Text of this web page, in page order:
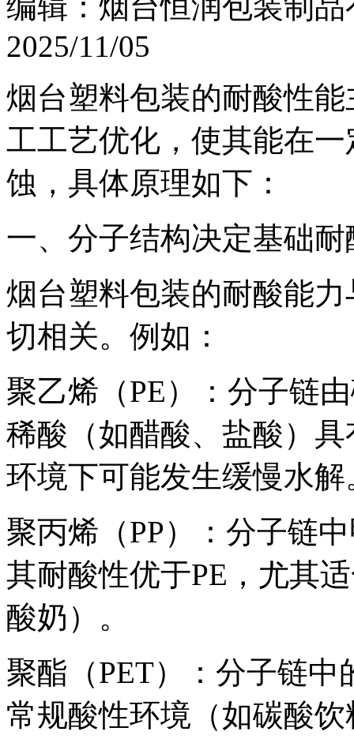
2025/11/05
烟台塑料包装的耐酸性
工工艺优化，使其能在
蚀，具体原理如下：
一、分子结构决定基础耐
烟台塑料包装的耐酸能
切相关。例如：
聚乙烯（PE）：分子链
稀酸（如醋酸、盐酸）
环境下可能发生缓慢水解
聚丙烯（PP）：分子链
其耐酸性优于PE，尤其
酸奶）。
聚酯（PET）：分子链
常规酸性环境（如碳酸